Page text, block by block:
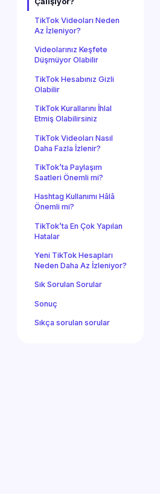
TikTok Videoları Neden
Az İzleniyor?
Videolarınız Keşfete
Düşmüyor Olabilir
TikTok Hesabınız Gizli
Olabilir
TikTok Kurallarını İhlal
Etmiş Olabilirsiniz
TikTok Videoları Nasıl
Daha Fazla İzlenir?
TikTok’ta Paylaşım
Saatleri Önemli mi?
Hashtag Kullanımı Hâlâ
Önemli mi?
TikTok’ta En Çok Yapılan
Hatalar
Yeni TikTok Hesapları
Neden Daha Az İzleniyor?
Sık Sorulan Sorular
Sonuç
Sıkça sorulan sorular